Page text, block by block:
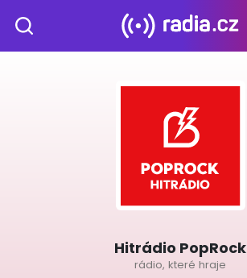
Hitrádio PopRock
rádio, které hraje